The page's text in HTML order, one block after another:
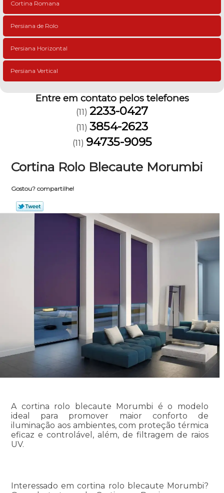
Cortina Romana
Persiana de Rolo
Persiana Horizontal
Persiana Vertical
Entre em contato pelos telefones
(11) 2233-0427
(11) 3854-2623
(11) 94735-9095
Cortina Rolo Blecaute Morumbi
Gostou? compartilhe!
A cortina rolo blecaute Morumbi é o modelo
ideal para promover maior conforto de
iluminação aos ambientes, com proteção térmica
eficaz e controlável, além, de filtragem de raios
UV.
Interessado em cortina rolo blecaute Morumbi?